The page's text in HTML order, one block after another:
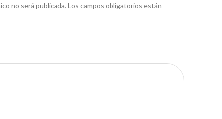
no será publicada. Los campos obligatorios están